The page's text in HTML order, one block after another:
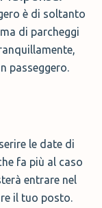
è di soltanto
di parcheggi
passeggero.
le date di
fa più al caso
entrare nel
il tuo posto.